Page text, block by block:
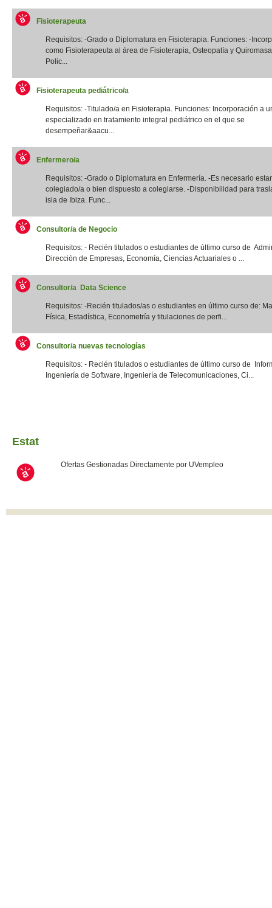
Fisioterapeuta
Requisitos: -Grado o Diplomatura en Fisioterapia. Funciones: -
como Fisioterapeuta al área de Fisioterapia, Osteopatía y
Polic...
Fisioterapeuta pediátrico/a
Requisitos: -Titulado/a en Fisioterapia. Funciones: Incorporación a
especializado en tratamiento integral pediátrico en el que se
desempeñar&aacu...
Enfermero/a
Requisitos: -Grado o Diplomatura en Enfermería. -Es necesario estar
colegiado/a o bien dispuesto a colegiarse. -Disponibilidad para
isla de Ibiza. Func...
Consultor/a de Negocio
Requisitos: - Recién titulados o estudiantes de último curso de
Dirección de Empresas, Economía, Ciencias Actuariales o ...
Consultor/a Data Science
Requisitos: -Recién titulados/as o estudiantes en último curso de:
Física, Estadística, Econometría y titulaciones de perfi...
Consultor/a nuevas tecnologías
Requisitos: - Recién titulados o estudiantes de último curso de
Ingeniería de Software, Ingeniería de Telecomunicaciones, Ci...
Estat
Ofertas Gestionadas Directamente por UVempleo